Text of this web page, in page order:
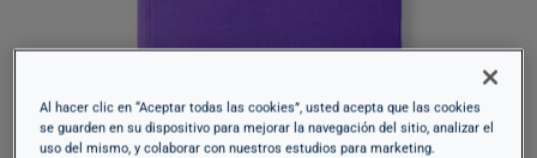
Al hacer clic en “Aceptar todas las cookies”, usted acepta que las cookies
se guarden en su dispositivo para mejorar la navegación del sitio, analizar el
uso del mismo, y colaborar con nuestros estudios para marketing.